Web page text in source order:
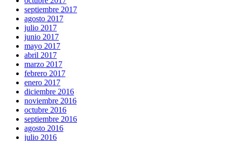
septiembre 2017
agosto 2017
julio 2017
junio 2017
mayo 2017
abril 2017
marzo 2017
febrero 2017
enero 2017
diciembre 2016
noviembre 2016
octubre 2016
septiembre 2016
agosto 2016
julio 2016